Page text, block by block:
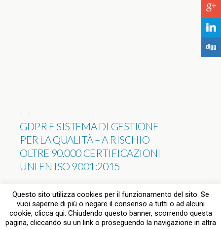
GDPR E SISTEMA DI GESTIONE
PER LA QUALITÀ – A RISCHIO
OLTRE 90.000 CERTIFICAZIONI
UNI EN ISO 9001:2015
Torna su
Questo sito utilizza cookies per il funzionamento del sito. Se
vuoi saperne di più o negare il consenso a tutti o ad alcuni
cookie, clicca qui. Chiudendo questo banner, scorrendo questa
pagina, cliccando su un link o proseguendo la navigazione in altra
c
j
F